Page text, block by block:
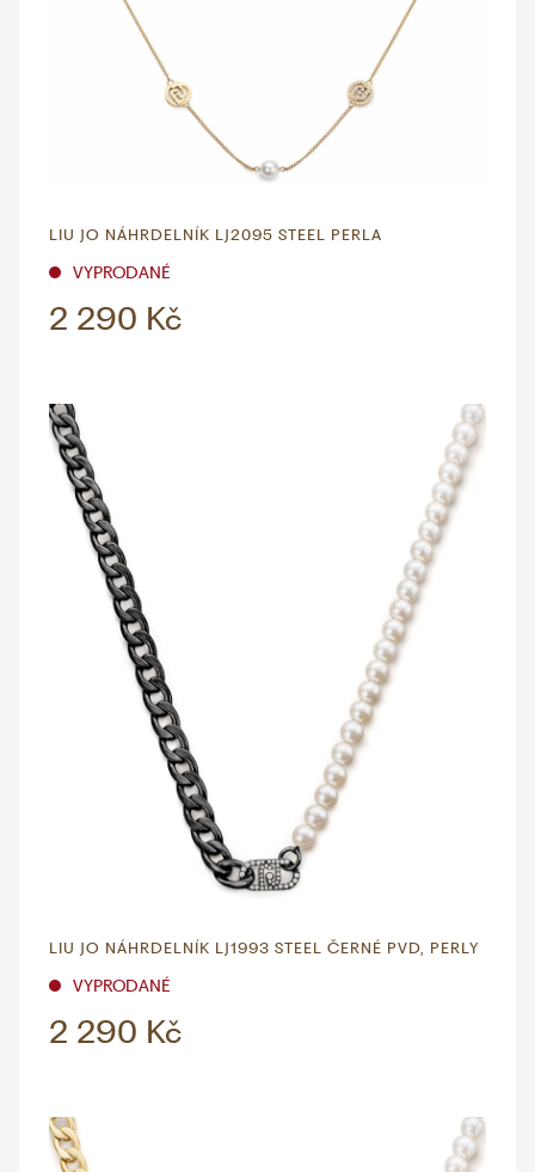
LIU JO NÁHRDELNÍK LJ2095 STEEL PERLA
VYPRODANÉ
2 290 Kč
LIU JO NÁHRDELNÍK LJ1993 STEEL ČERNÉ PVD, PERLY
VYPRODANÉ
2 290 Kč